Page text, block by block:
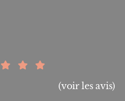
(voir les avis)